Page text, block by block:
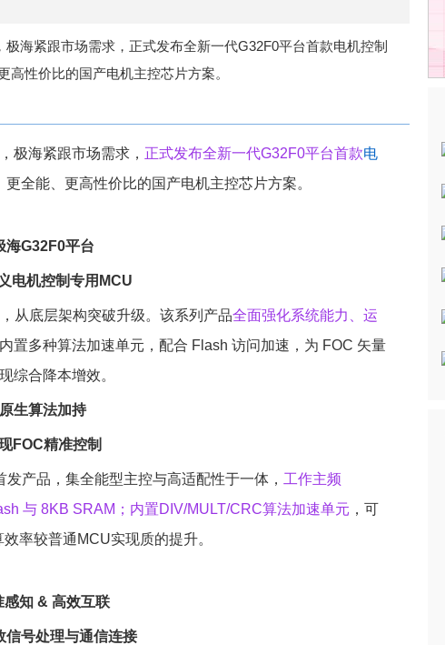
海紧跟市场需求，正式发布全新一代G32F0平台首款电机控制
性价比的国产电机主控芯片方案。
极海紧跟市场需求， 正式发布全新一代G32F0平台首款电
更全能、更高性价比的国产电机主控芯片方案。
海G32F0平台
电机控制专用MCU
从底层架构突破升级。该系列产品全面强化系统能力、运
置多种算法加速单元，配合 Flash 访问加速，为 FOC 矢量
综合降本增效。
原生算法加持
FOC精准控制
产品，集全能型主控与高适配性于一体， 工作主频
与 8KB SRAM；内置DIV/MULT/CRC算法加速单元 ，可
率较普通MCU实现质的提升。
感知 & 高效互联
信号处理与通信连接